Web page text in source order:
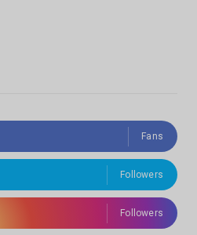
Fans
Followers
Followers